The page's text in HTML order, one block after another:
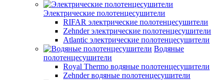
Электрические полотенцесушители
RIFAR электрические полотенцесушители
Zehnder электрические полотенцесушители
Atlantic электрические полотенцесушители
Водяные
полотенцесушители
Royal Thermo водяные полотенцесушители
Zehnder водяные полотенцесушители